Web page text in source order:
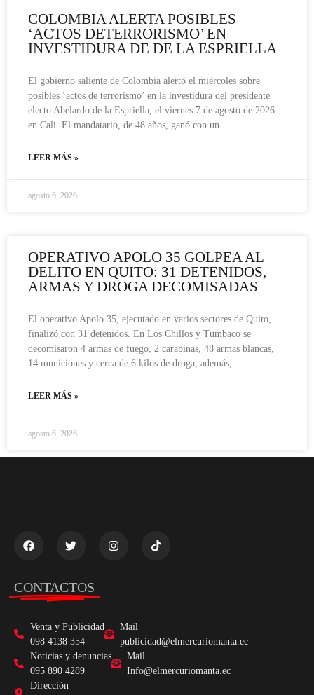
COLOMBIA ALERTA POSIBLES
‘ACTOS DETERRORISMO’ EN
INVESTIDURA DE DE LA ESPRIELLA
El gobierno saliente de Colombia alertó el miércoles sobre
posibles ‘actos de terrorismo’ en la investidura del presidente
electo Abelardo de la Espriella, el viernes 7 de agosto de 2026
en Cali. El mandatario, de 48 años, ganó con un
LEER MÁS »
agosto 6, 2026
OPERATIVO APOLO 35 GOLPEA AL
DELITO EN QUITO: 31 DETENIDOS,
ARMAS Y DROGA DECOMISADAS
El operativo Apolo 35, ejecutado en varios sectores de Quito,
finalizó con 31 detenidos. En Los Chillos y Tumbaco se
decomisaron 4 armas de fuego, 2 carabinas, 48 armas blancas,
14 municiones y cerca de 6 kilos de droga; además,
LEER MÁS »
agosto 6, 2026
CONTACTOS
Venta y Publicidad
098 4138 354
Mail
publicidad@elmercuriomanta.ec
Noticias y denuncias
095 890 4289
Mail
Info@elmercuriomanta.ec
Dirección